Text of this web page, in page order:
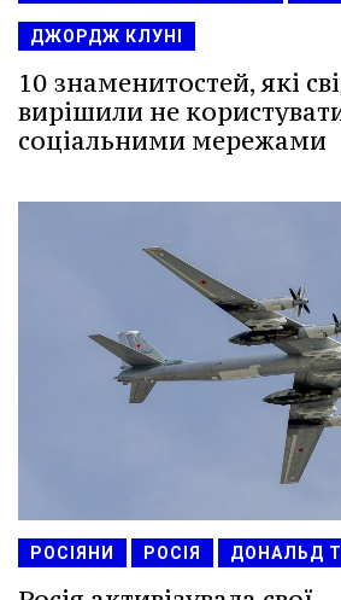
ДЖОРДЖ КЛУНІ
10 знаменитостей, які
вирішили не
соціальними мережами
РОСІЯНИ РОСІЯ ДОНАЛЬД